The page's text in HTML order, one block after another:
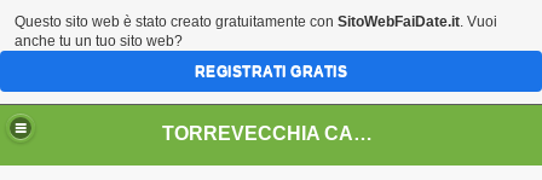
TORREVECCHIA CALCIO 2004
Questo sito web è stato creato gratuitamente con SitoWebFaiDate.it. Vuoi
anche tu un tuo sito web?
REGISTRATI GRATIS